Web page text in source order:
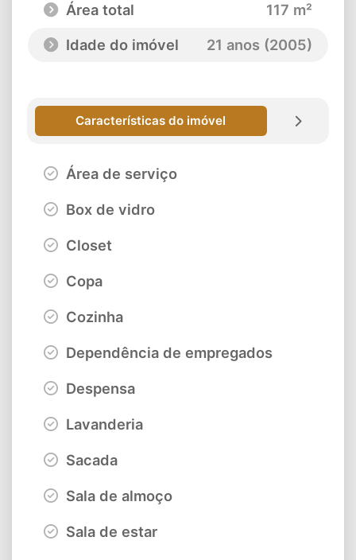
Área total
117 m²
Idade do imóvel
21 anos (2005)
Características do imóvel
Área de serviço
Box de vidro
Closet
Copa
Cozinha
Dependência de empregados
Despensa
Lavanderia
Sacada
Sala de almoço
Sala de estar